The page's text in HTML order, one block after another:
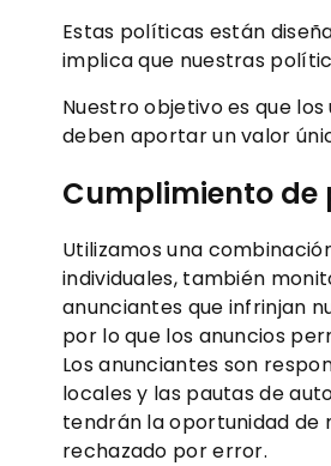
Estas políticas están
implica que nuestras
Nuestro objetivo es que
deben aportar un valor
Cumplimiento de
Utilizamos una
individuales, también
anunciantes que infrinjan
por lo que los anuncios
Los anunciantes son
locales y las pautas de
tendrán la oportunidad de
rechazado por error.